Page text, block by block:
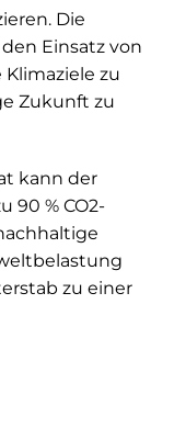
Die
Einsatz von
zu
Zukunft zu
kann der
90 % CO2-
zu einer